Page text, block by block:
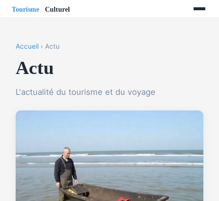
Accueil › Actu
Actu
L'actualité du tourisme et du voyage